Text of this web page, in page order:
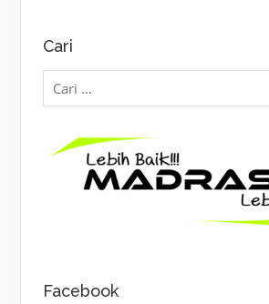
Cari
Cari
untuk:
Facebook